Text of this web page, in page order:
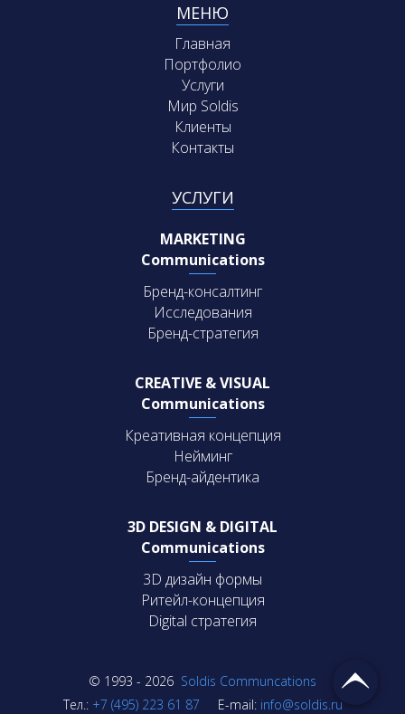
МЕНЮ
Главная
Портфолио
Услуги
Мир Soldis
Клиенты
Контакты
УСЛУГИ
MARKETING
Communications
Бренд-консалтинг
Исследования
Бренд-стратегия
CREATIVE & VISUAL
Communications
Креативная концепция
Нейминг
Бренд-айдентика
3D DESIGN & DIGITAL
Communications
3D дизайн формы
Ритейл-концепция
Digital стратегия
© 1993 - 2026 Soldis Communcations
Тел.: +7 (495) 223 61 87 E-mail:info@soldis.ru